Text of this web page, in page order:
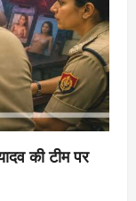
की टीम पर